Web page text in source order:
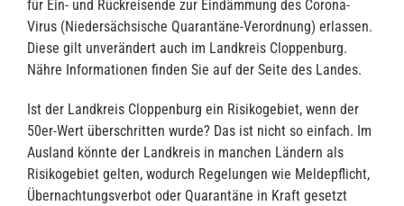
für Ein- und Rückreisende zur Eindämmung des Corona-
Virus (Niedersächsische Quarantäne-Verordnung) erlassen.
Diese gilt unverändert auch im Landkreis Cloppenburg.
Nähre Informationen finden Sie auf der Seite des Landes.
Ist der Landkreis Cloppenburg ein Risikogebiet, wenn der
50er-Wert überschritten wurde? Das ist nicht so einfach. Im
Ausland könnte der Landkreis in manchen Ländern als
Risikogebiet gelten, wodurch Regelungen wie Meldepflicht,
Übernachtungsverbot oder Quarantäne in Kraft gesetzt